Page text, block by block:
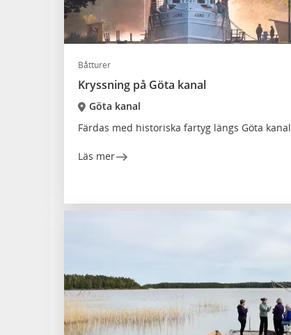
Båtturer
Kryssning på Göta kanal
Göta kanal
Färdas med historiska fartyg längs Göta kanal
Läs mer